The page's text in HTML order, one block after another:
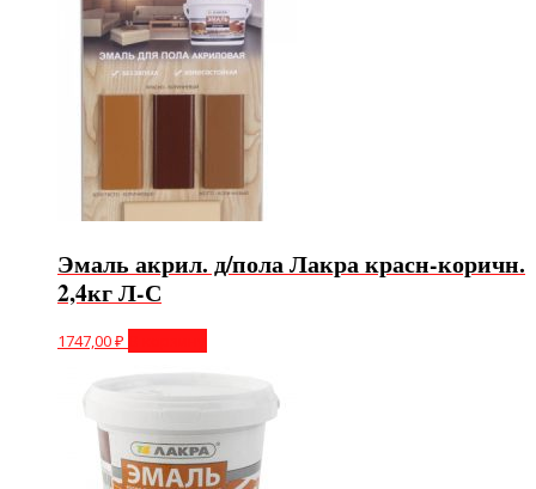
Эмаль акрил. д/пола Лакра красн-коричн.
2,4кг Л-С
1747,00₽